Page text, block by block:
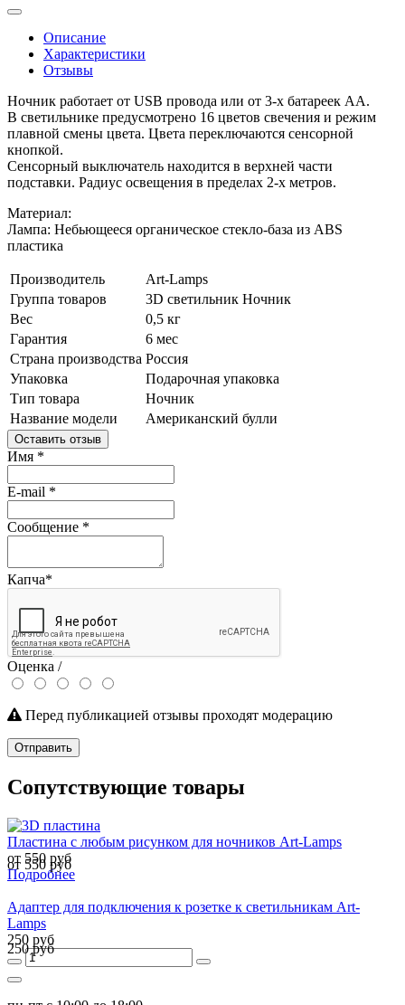
Описание
Характеристики
Отзывы
Ночник работает от USB провода или от 3-х батареек АА.
В светильнике предусмотрено 16 цветов свечения и режим
плавной смены цвета. Цвета переключаются сенсорной
кнопкой.
Сенсорный выключатель находится в верхней части
подставки. Радиус освещения в пределах 2-х метров.
Материал:
Лампа: Небьющееся органическое стекло-база из ABS
пластика
Производитель
Art-Lamps
Группа товаров
3D светильник Ночник
Вес
0,5 кг
Гарантия
6 мес
Страна производства Россия
Упаковка
Подарочная упаковка
Тип товара
Ночник
Название модели
Американский булли
Оставить отзыв
Имя *
E-mail *
Сообщение *
Капча*
Оценка /
Перед публикацией отзывы проходят модерацию
Отправить
Сопутствующие товары
Пластина с любым рисунком для ночников Art-Lamps
от 550 руб
от 550 руб
Подробнее
Адаптер для подключения к розетке к светильникам Art-
Lamps
250 руб
250 руб